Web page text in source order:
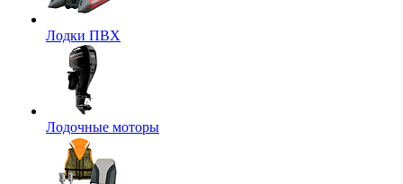
Лодки ПВХ
Лодочные моторы